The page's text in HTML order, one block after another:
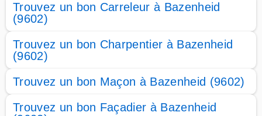
Trouvez un bon Carreleur à Bazenheid
(9602)
Trouvez un bon Charpentier à Bazenheid
(9602)
Trouvez un bon Maçon à Bazenheid (9602)
Trouvez un bon Façadier à Bazenheid